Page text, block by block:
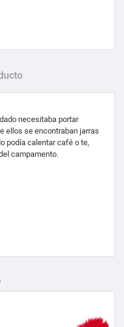
necesitaba portar
ellos se encontraban jarras
podía calentar café o te,
campamento.